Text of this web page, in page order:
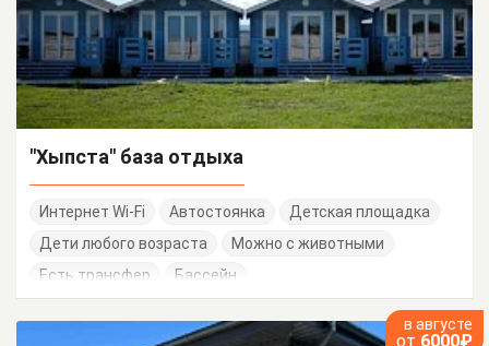
"Хыпста" база отдыха
Интернет Wi-Fi Автостоянка
Детская площадка
Дети любого возраста
Можно с животными
Есть трансфер
Бассейн
в августе
от 6000₽